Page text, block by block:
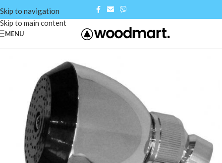
Skip to navigation
Skip to main content
MENU